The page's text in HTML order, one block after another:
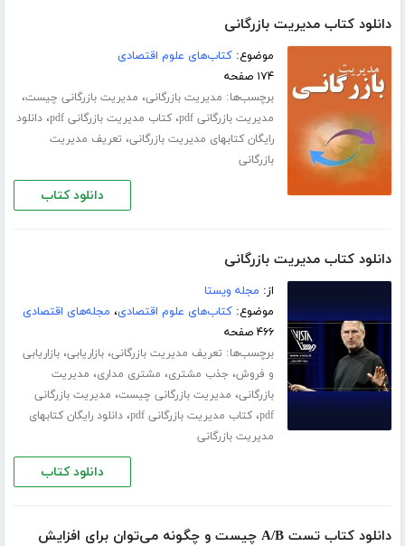
دانلود کتاب مدیریت بازرگانی
موضوع:کتاب‌های علوم اقتصادی
۱۷۴ صفحه
برچسب‌ها: مدیریت بازرگانی، مدیریت بازرگانی چیست،
مدیریت بازرگانی pdf ،کتاب مدیریت بازرگانی pdf ،دانلود
رایگان کتابهای مدیریت بازرگانی، تعریف مدیریت
بازرگانی
دانلود کتاب
دانلود کتاب مدیریت بازرگانی
از: مجله ویستا
موضوع:کتاب‌های علوم اقتصادی، مجله‌های اقتصادی
۴۶۶ صفحه
برچسب‌ها: تعریف مدیریت بازرگانی،بازاریابی،بازاریابی
و فروش، جذب مشتری، مشتری مداری، مدیریت
بازرگانی، مدیریت بازرگانی چیست، مدیریت بازرگانی
pdf،کتاب مدیریت بازرگانی pdf ،دانلود رایگان کتابهای
مدیریت بازرگانی
دانلود کتاب
دانلود کتاب تست A/B چیست و چگونه می‌توان برای افزایش